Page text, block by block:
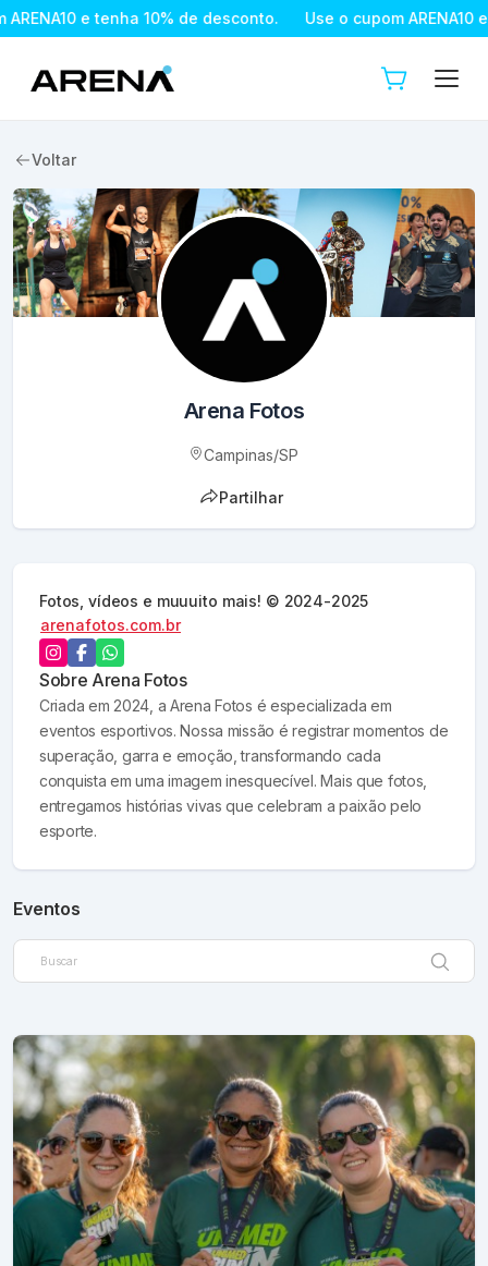
de desconto. Use o cupom ARENA10 e tenha 10% de
Voltar
Arena Fotos
Campinas/SP
Partilhar
Fotos, vídeos e muuuito mais! © 2024-2025
arenafotos.com.br
Sobre Arena Fotos
Criada em 2024, a Arena Fotos é especializada em
eventos esportivos. Nossa missão é registrar momentos de
superação, garra e emoção, transformando cada
conquista em uma imagem inesquecível. Mais que fotos,
entregamos histórias vivas que celebram a paixão pelo
esporte.
Eventos